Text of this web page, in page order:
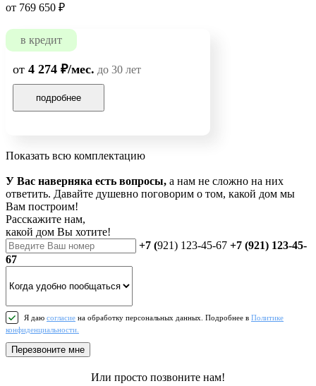
от 769 650 ₽
в кредит
от 4 274 ₽/мес. до 30 лет
подробнее
Показать всю комплектацию
У Вас наверняка есть вопросы, а нам не сложно на них
ответить. Давайте душевно поговорим о том, какой дом мы
Вам построим!
Расскажите нам,
какой дом Вы хотите!
+7 (921) 123-45-67 +7 (921) 123-45-
67
Я даю согласие на обработку персональных данных. Подробнее в Политике
конфиденциальности.
Перезвоните мне
Или просто позвоните нам!